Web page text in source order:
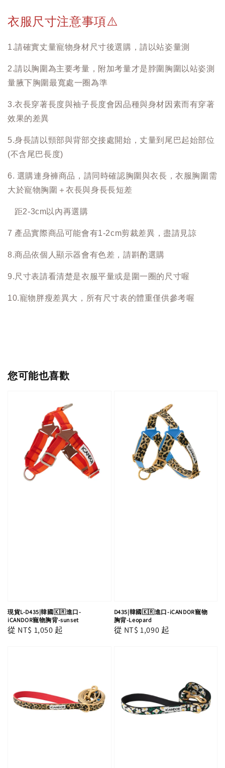
衣服尺寸注意事項⚠️
1.請確實丈量寵物身材尺寸後選購，請以站姿量測
2.請以胸圍為主要考量，附加考量才是脖圍胸圍以站姿測
量腋下胸圍最寬處一圈為準
3.衣長穿著長度與袖子長度會因品種與身材因素而有穿著
效果的差異
5.身長請以頸部與背部交接處開始，丈量到尾巴起始部位
(不含尾巴長度)
6. 選購連身褲商品，請同時確認胸圍與衣長，衣服胸圍需
大於寵物胸圍＋衣長與身長長短差
距2-3cm以內再選購
7 產品實際商品可能會有1-2cm剪裁差異，盡請見諒
8.商品依個人顯示器會有色差，請斟酌選購
9.尺寸表請看清楚是衣服平量或是圍一圈的尺寸喔
10.寵物胖瘦差異大，所有尺寸表的體重僅供參考喔
您可能也喜歡
現貨L-D435|韓國🇰🇷進口-
iCANDOR寵物胸背-sunset
Regular
從 NT$ 1,050 起
D435|韓國🇰🇷進口-iCANDOR寵物
胸背-Leopard
Regular
從 NT$ 1,090 起